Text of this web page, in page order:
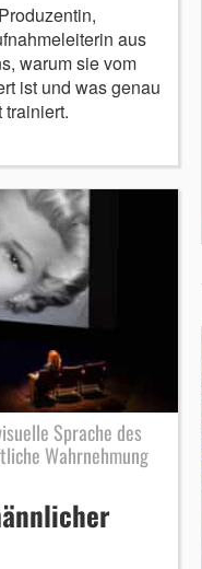
aus
warum sie vom
ist und was genau
Sprache des
Wahrnehmung